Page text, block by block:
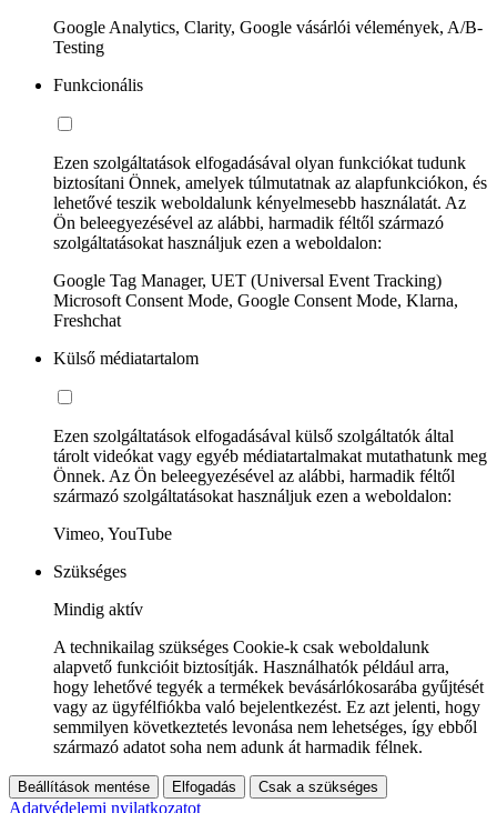
Google Analytics, Clarity, Google vásárlói vélemények, A/B-
Testing
Funkcionális
Ezen szolgáltatások elfogadásával olyan funkciókat tudunk
biztosítani Önnek, amelyek túlmutatnak az alapfunkciókon, és
lehetővé teszik weboldalunk kényelmesebb használatát. Az
Ön beleegyezésével az alábbi, harmadik féltől származó
szolgáltatásokat használjuk ezen a weboldalon:
Google Tag Manager, UET (Universal Event Tracking)
Microsoft Consent Mode, Google Consent Mode, Klarna,
Freshchat
Külső médiatartalom
Ezen szolgáltatások elfogadásával külső szolgáltatók által
tárolt videókat vagy egyéb médiatartalmakat mutathatunk meg
Önnek. Az Ön beleegyezésével az alábbi, harmadik féltől
származó szolgáltatásokat használjuk ezen a weboldalon:
Vimeo, YouTube
Szükséges
Mindig aktív
A technikailag szükséges Cookie-k csak weboldalunk
alapvető funkcióit biztosítják. Használhatók például arra,
hogy lehetővé tegyék a termékek bevásárlókosarába gyűjtését
vagy az ügyfélfiókba való bejelentkezést. Ez azt jelenti, hogy
semmilyen következtetés levonása nem lehetséges, így ebből
származó adatot soha nem adunk át harmadik félnek.
Beállítások mentése Elfogadás Csak a szükséges
Adatvédelemi nyilatkozatot